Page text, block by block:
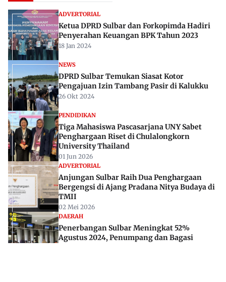
ADVERTORIAL
Ketua DPRD Sulbar dan Forkopimda Hadiri
Penyerahan Keuangan BPK Tahun 2023
18 Jan 2024
NEWS
DPRD Sulbar Temukan Siasat Kotor
Pengajuan Izin Tambang Pasir di Kalukku
26 Okt 2024
PENDIDIKAN
Tiga Mahasiswa Pascasarjana UNY Sabet
Penghargaan Riset di Chulalongkorn
University Thailand
01 Jun 2026
ADVERTORIAL
Anjungan Sulbar Raih Dua Penghargaan
Bergengsi di Ajang Pradana Nitya Budaya di
TMII
02 Mei 2026
DAERAH
Penerbangan Sulbar Meningkat 52%
Agustus 2024, Penumpang dan Bagasi